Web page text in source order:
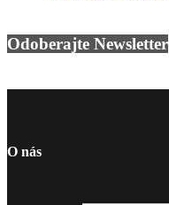
Odoberajte Newsletter
O nás